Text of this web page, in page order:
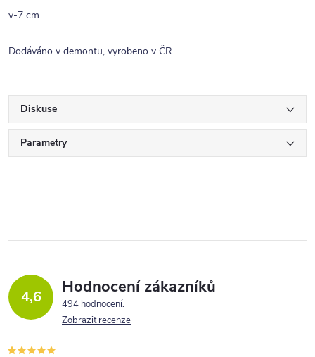
v-7 cm
Dodáváno v demontu, vyrobeno v ČR.
Diskuse
Parametry
4,6 Hodnocení zákazníků
494 hodnocení
Zobrazit recenze